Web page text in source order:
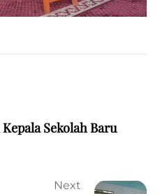
Sekolah Baru
Next